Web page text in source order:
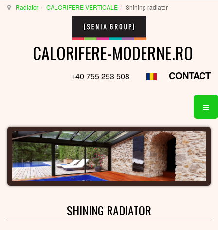
Radiator CALORIFERE VERTICALE Shining radiator
CALORIFERE-MODERNE.RO
+40 755 253 508 CONTACT
SHINING RADIATOR